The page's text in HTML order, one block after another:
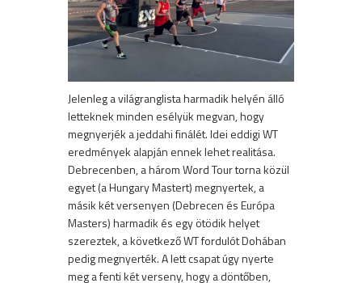
Jelenleg a világranglista harmadik helyén álló
letteknek minden esélyük megvan, hogy
megnyerjék a jeddahi finálét. Idei eddigi WT
eredmények alapján ennek lehet realitása.
Debrecenben, a három Word Tour torna közül
egyet (a Hungary Mastert) megnyertek, a
másik két versenyen (Debrecen és Európa
Masters) harmadik és egy ötödik helyet
szereztek, a következő WT fordulót Dohában
pedig megnyerték. A lett csapat úgy nyerte
meg a fenti két verseny, hogy a döntőben,